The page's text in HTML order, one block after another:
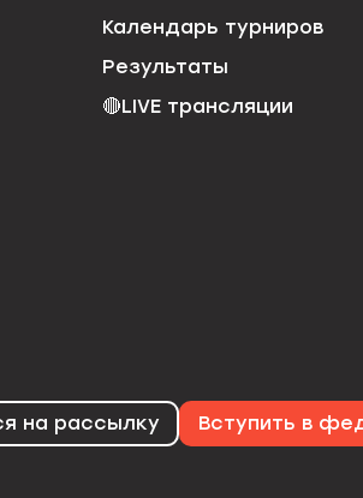
Календарь турниров
Результаты
🔴LIVE трансляции
на рассылку Вступить в